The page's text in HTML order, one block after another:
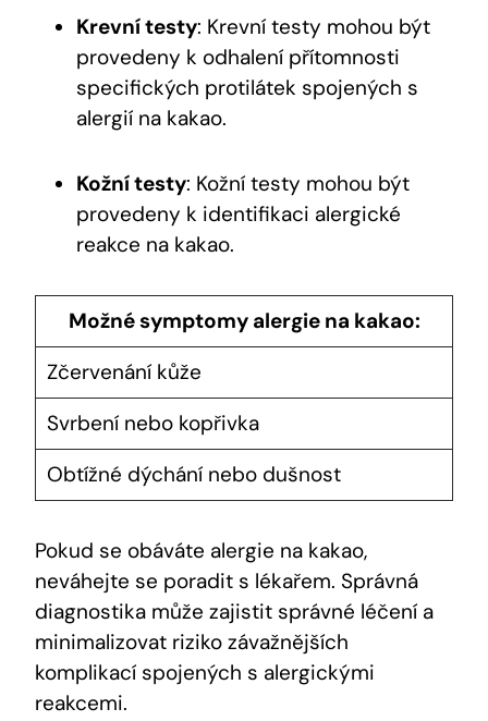
Krevní testy: Krevní testy mohou být
provedeny k odhalení přítomnosti
specifických protilátek spojených s
alergií na kakao.
Kožní testy: Kožní testy mohou být
provedeny k identifikaci alergické
reakce na kakao.
Možné symptomy alergie na kakao:
Zčervenání kůže
Svrbení nebo kopřivka
Obtížné dýchání nebo dušnost
Pokud se obáváte alergie na kakao,
neváhejte se poradit s lékařem. Správná
diagnostika může zajistit správné léčení a
minimalizovat riziko závažnějších
komplikací spojených s alergickými
reakcemi.